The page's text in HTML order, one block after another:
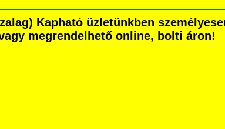
Kapható üzletünkben
megrendelhető online, bolti áron!